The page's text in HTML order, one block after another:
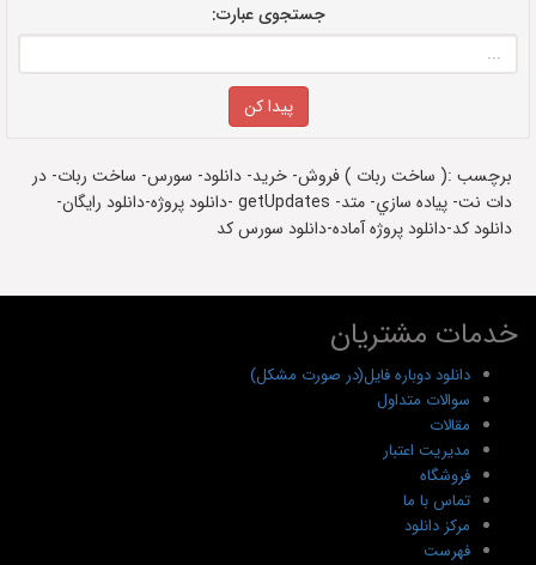
جستجوی عبارت:
برچسب :( ساخت ربات ) فروش- خرید- دانلود- سورس- ساخت ربات- در
دات نت- پياده سازي- متد- getUpdates -دانلود پروژه-دانلود رایگان-
دانلود کد-دانلود پروژه آماده-دانلود سورس کد
خدمات مشتریان
دانلود دوباره فایل(در صورت مشکل)
سوالات متداول
مقالات
مدیریت اعتبار
فروشگاه
تماس با ما
مرکز دانلود
فهرست